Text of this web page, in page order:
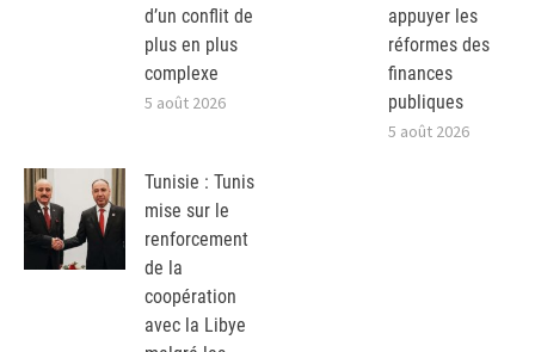
d’un conflit de
plus en plus
complexe
5 août 2026
appuyer les
réformes des
finances
publiques
5 août 2026
Tunisie : Tunis
mise sur le
renforcement
de la
coopération
avec la Libye